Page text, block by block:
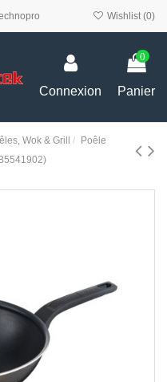
Wishlist (0)
Connexion
0
Panier
Wok & Grill
Poêle